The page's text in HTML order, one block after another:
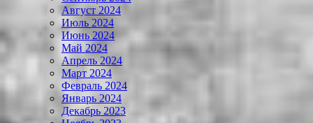
Август 2024
Июль 2024
Июнь 2024
Май 2024
Апрель 2024
Март 2024
Февраль 2024
Январь 2024
Декабрь 2023